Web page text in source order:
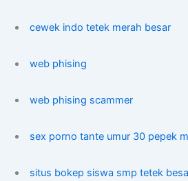
cewek indo tetek merah besar
web phising
web phising scammer
sex porno tante umur 30 pepek
situs bokep siswa smp tetek